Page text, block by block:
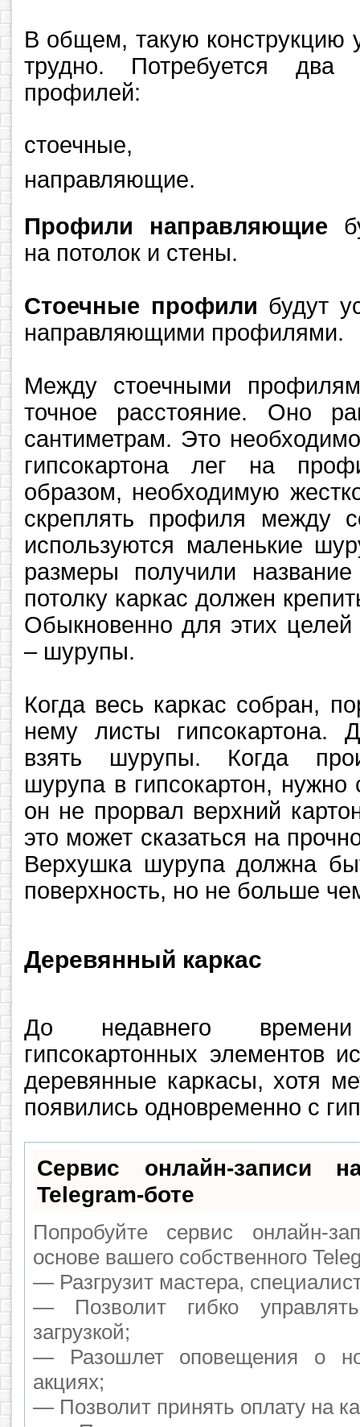
В общем, такую конструкцию
трудно. Потребуется два
профилей:
стоечные,
направляющие.
Профили направляющие
на потолок и стены.
Стоечные профили будут
направляющими профилями.
Между стоечными
точное расстояние. Оно
сантиметрам. Это
гипсокартона лег на
образом, необходимую
скреплять профиля между
используются маленькие
размеры получили
потолку каркас должен
Обыкновенно для этих
– шурупы.
Когда весь каркас собран,
нему листы гипсокартона.
взять шурупы. Когда
шурупа в гипсокартон,
он не прорвал верхний
это может сказаться на
Верхушка шурупа должна
поверхность, но не больше
Деревянный каркас
До недавнего
гипсокартонных элементов
деревянные каркасы, хотя
появились одновременно с
Сервис онлайн-записи
Telegram-боте
Попробуйте сервис онлайн-
основе вашего собственного
— Разгрузит мастера,
— Позволит гибко
загрузкой;
— Разошлет оповещения о
акциях;
— Позволит принять оплату на